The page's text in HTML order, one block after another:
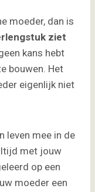
moeder, dan is
ziet
kans hebt
bouwen. Het
eigenlijk niet
leven mee in de
met jouw
op een
moeder een